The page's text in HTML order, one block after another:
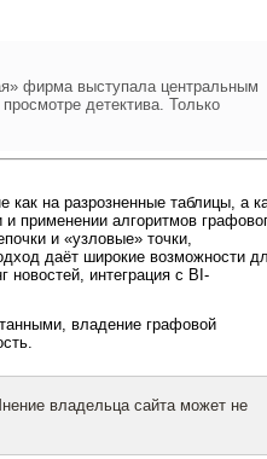
фирма выступала центральным
детектива. Только
на разрозненные таблицы, а
применении алгоритмов
и «узловые» точки,
даёт широкие возможности
новостей, интеграция с BI-
владение графовой
владельца сайта может не